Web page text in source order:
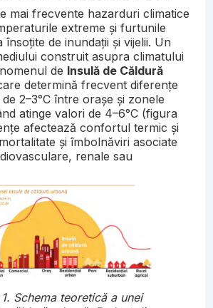
mai frecvente hazarduri climatice
extreme și furtunile
însoțite de inundații și vijelii. Un
construit asupra climatului
de Insulă de Căldură
determină frecvent diferențe
2–3°C între orașe și zonele
atinge valori de 4–6°C (figura
afectează confortul termic și
și îmbolnăviri asociate
renale sau
Schema teoretică a unei